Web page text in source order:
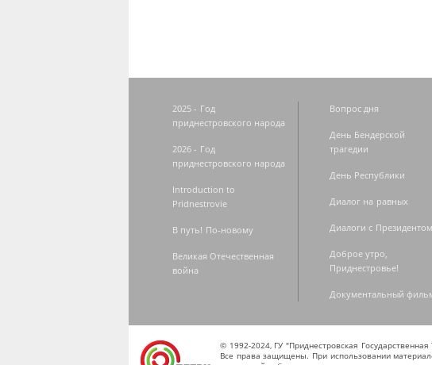
2025 - Год
приднестровского народа
2026 - Год
приднестровского народа
Introduction to
Pridnestrovie
В путь! По-новому
Великая Отечественная
война
Вопрос дня
День Бендерской
трагедии
День Республики
Диалог на равных
Диалоги с Президентом
Доброе утро,
Приднестровье!
Документальный
© 1992-2024, ГУ "Приднестровская
Все права защищены. При использовании